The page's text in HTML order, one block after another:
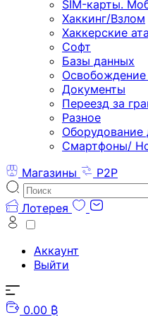
SIM-карты.
Хаккинг/Взлом
Хаккерские
Софт
Базы данных
Документы
Переезд за
Разное
Оборудование
Смартфоны/
Магазины
P2P
Лотерея
Аккаунт
Выйти
0.00 ₿